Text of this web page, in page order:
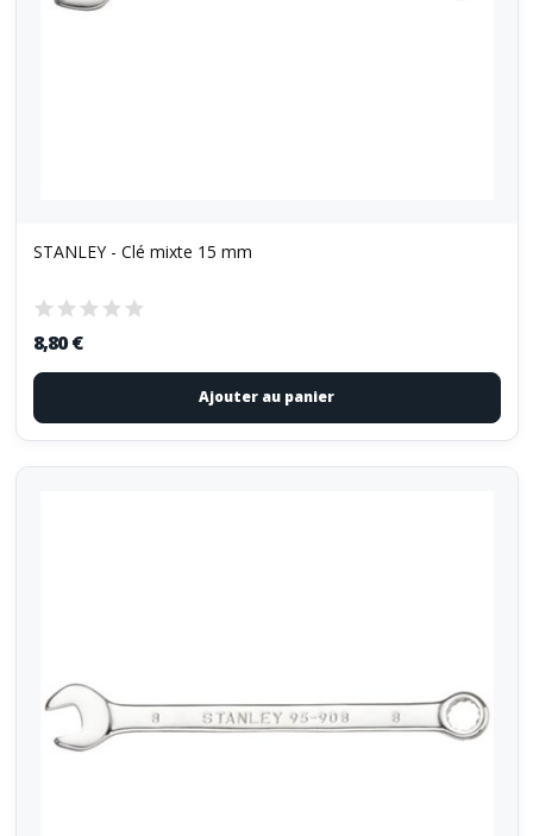
STANLEY - Clé mixte 15 mm
8,80 €
Ajouter au panier